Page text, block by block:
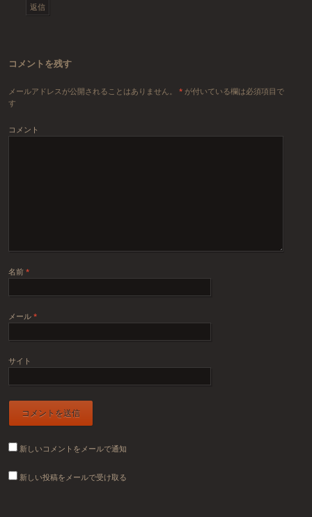
返信
コメントを残す
メールアドレスが公開されることはありません。 *が付いている欄は必須項目で
す
コメント
名前 *
メール *
サイト
新しいコメントをメールで通知
新しい投稿をメールで受け取る